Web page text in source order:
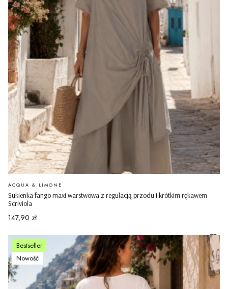
Sukienka fango maxi warstwowa z regulacją przodu i krótkim rękawem
Scriviola
PRODUCENT
ACQUA & LIMONE
Cena
147,90 zł
Bestseller
Nowość